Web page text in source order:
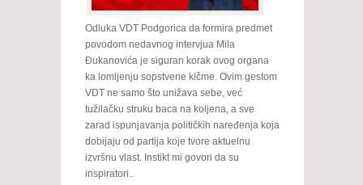
Odluka VDT Podgorica da formira predmet
povodom nedavnog intervjua Mila
Đukanovića je siguran korak ovog organa
ka lomljenju sopstvene kičme. Ovim gestom
VDT ne samo što unižava sebe, već
tužilačku struku baca na koljena, a sve
zarad ispunjavanja političkih naređenja koja
dobijaju od partija koje tvore aktuelnu
izvršnu vlast. Instikt mi govori da su
inspiratori..